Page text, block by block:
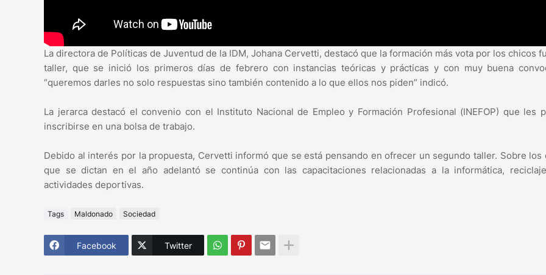
La directora de Políticas de Juventud de la IDM, Johana Cervetti, destacó que la formación más vota por los chicos
taller, que se inició los primeros días de febrero con instancias teóricas y prácticas y con muy buena
“queremos darles no solo respuestas sino también contenido a lo que ellos nos piden” indicó.
La jerarca destacó el convenio con el Instituto Nacional de Empleo y Formación Profesional (INEFOP) que les
inscribirse en una bolsa de trabajo.
Debido al interés por la propuesta, Cervetti informó que se está pensando en ofrecer un segundo taller. Sobre los
que se dictan en el año adelantó se continúa con las capacitaciones relacionadas a la informática,
actividades deportivas.
Tags Maldonado Sociedad
Facebook Twitter